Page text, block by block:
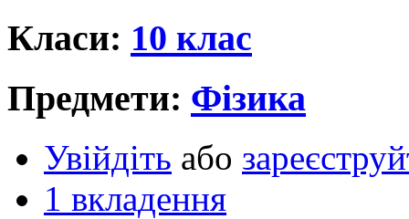
Класи: 10 клас
Предмети: Фізика
Увійдіть або
1 вкладення